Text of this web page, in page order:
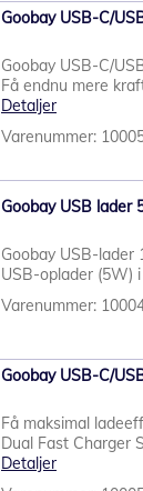
Goobay USB-C/
Goobay USB-C/
Få endnu mere
Detaljer
Varenummer:
Goobay USB lader
Goobay USB-lader
USB-oplader (5W)
Varenummer:
Goobay USB-C/
Få maksimal
Dual Fast Charger
Detaljer